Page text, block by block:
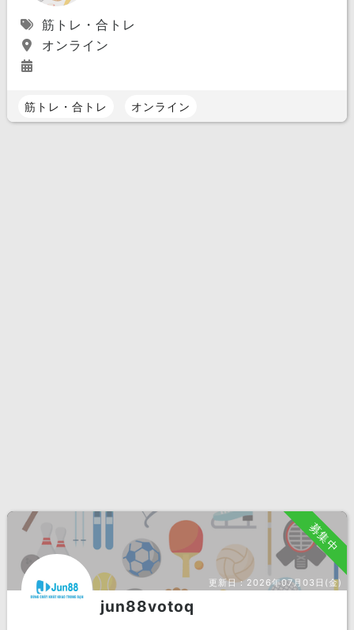
筋トレ・合トレ
オンライン
筋トレ・合トレ オンライン
募集中
更新日：2026年07月03日(金)
jun88votoq